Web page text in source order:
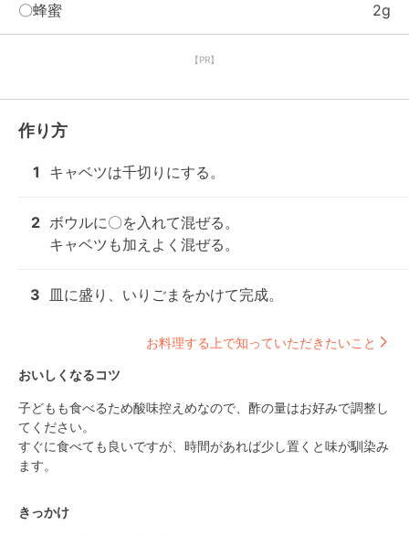
〇蜂蜜 2g
【PR】
作り方
1 キャベツは千切りにする。
2 ボウルに〇を入れて混ぜる。
キャベツも加えよく混ぜる。
3 皿に盛り、いりごまをかけて完成。
お料理する上で知っていただきたいこと
おいしくなるコツ
子どもも食べるため酸味控えめなので、酢の量はお好みで調整し
てください。
すぐに食べても良いですが、時間があれば少し置くと味が馴染み
ます。
きっかけ